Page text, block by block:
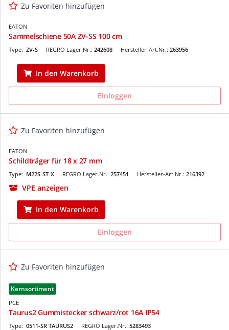
Zu Favoriten hinzufügen
EATON
Sammelschiene 50A ZV-SS 100 cm
REGRO Lager.Nr.: 242608
Type: ZV-S Hersteller-Art.Nr.: 263956
In den Warenkorb
Einloggen
Zu Favoriten hinzufügen
EATON
Schildträger für 18 x 27 mm
REGRO Lager.Nr.: 257451
Type: M22S-ST-X Hersteller-Art.Nr.: 216392
VPE anzeigen
In den Warenkorb
Einloggen
Zu Favoriten hinzufügen
Kernsortiment
PCE
Taurus2 Gummistecker schwarz/rot 16A IP54
REGRO Lager.Nr.: 5283493
Type: 0511-SR TAURUS2